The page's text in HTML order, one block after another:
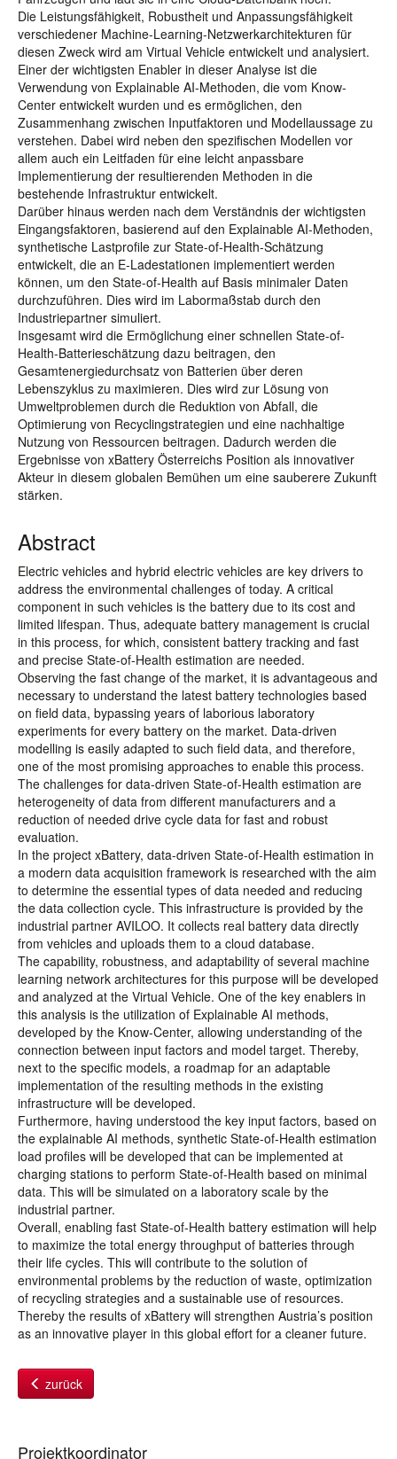
Die Leistungsfähigkeit, Robustheit und Anpassungsfähigkeit
verschiedener Machine-Learning-Netzwerkarchitekturen für
diesen Zweck wird am Virtual Vehicle entwickelt und analysiert.
Einer der wichtigsten Enabler in dieser Analyse ist die
Verwendung von Explainable AI-Methoden, die vom Know-
Center entwickelt wurden und es ermöglichen, den
Zusammenhang zwischen Inputfaktoren und Modellaussage zu
verstehen. Dabei wird neben den spezifischen Modellen vor
allem auch ein Leitfaden für eine leicht anpassbare
Implementierung der resultierenden Methoden in die
bestehende Infrastruktur entwickelt.
Darüber hinaus werden nach dem Verständnis der wichtigsten
Eingangsfaktoren, basierend auf den Explainable AI-Methoden,
synthetische Lastprofile zur State-of-Health-Schätzung
entwickelt, die an E-Ladestationen implementiert werden
können, um den State-of-Health auf Basis minimaler Daten
durchzuführen. Dies wird im Labormaßstab durch den
Industriepartner simuliert.
Insgesamt wird die Ermöglichung einer schnellen State-of-
Health-Batterieschätzung dazu beitragen, den
Gesamtenergiedurchsatz von Batterien über deren
Lebenszyklus zu maximieren. Dies wird zur Lösung von
Umweltproblemen durch die Reduktion von Abfall, die
Optimierung von Recyclingstrategien und eine nachhaltige
Nutzung von Ressourcen beitragen. Dadurch werden die
Ergebnisse von xBattery Österreichs Position als innovativer
Akteur in diesem globalen Bemühen um eine sauberere Zukunft
stärken.
Abstract
Electric vehicles and hybrid electric vehicles are key drivers to
address the environmental challenges of today. A critical
component in such vehicles is the battery due to its cost and
limited lifespan. Thus, adequate battery management is crucial
in this process, for which, consistent battery tracking and fast
and precise State-of-Health estimation are needed.
Observing the fast change of the market, it is advantageous and
necessary to understand the latest battery technologies based
on field data, bypassing years of laborious laboratory
experiments for every battery on the market. Data-driven
modelling is easily adapted to such field data, and therefore,
one of the most promising approaches to enable this process.
The challenges for data-driven State-of-Health estimation are
heterogeneity of data from different manufacturers and a
reduction of needed drive cycle data for fast and robust
evaluation.
In the project xBattery, data-driven State-of-Health estimation in
a modern data acquisition framework is researched with the aim
to determine the essential types of data needed and reducing
the data collection cycle. This infrastructure is provided by the
industrial partner AVILOO. It collects real battery data directly
from vehicles and uploads them to a cloud database.
The capability, robustness, and adaptability of several machine
learning network architectures for this purpose will be developed
and analyzed at the Virtual Vehicle. One of the key enablers in
this analysis is the utilization of Explainable AI methods,
developed by the Know-Center, allowing understanding of the
connection between input factors and model target. Thereby,
next to the specific models, a roadmap for an adaptable
implementation of the resulting methods in the existing
infrastructure will be developed.
Furthermore, having understood the key input factors, based on
the explainable AI methods, synthetic State-of-Health estimation
load profiles will be developed that can be implemented at
charging stations to perform State-of-Health based on minimal
data. This will be simulated on a laboratory scale by the
industrial partner.
Overall, enabling fast State-of-Health battery estimation will help
to maximize the total energy throughput of batteries through
their life cycles. This will contribute to the solution of
environmental problems by the reduction of waste, optimization
of recycling strategies and a sustainable use of resources.
Thereby the results of xBattery will strengthen Austria’s position
as an innovative player in this global effort for a cleaner future.
zurück
Projektkoordinator